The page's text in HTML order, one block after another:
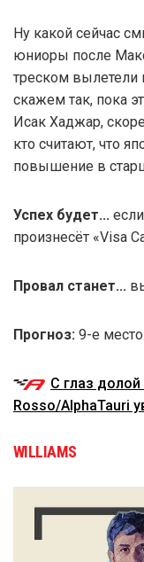
Ну какой сейчас
юниоры после
треском
скажем так, пока
Исак Хаджар,
кто считают, что
повышение в
Успех будет...
произнесёт «Visa
Провал станет...
Прогноз: 9-е место.
С глаз
Rosso/AlphaTauri
WILLIAMS